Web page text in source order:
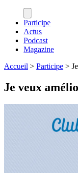
Participe
Actus
Podcast
Magazine
Accueil > Participe >
Je veux